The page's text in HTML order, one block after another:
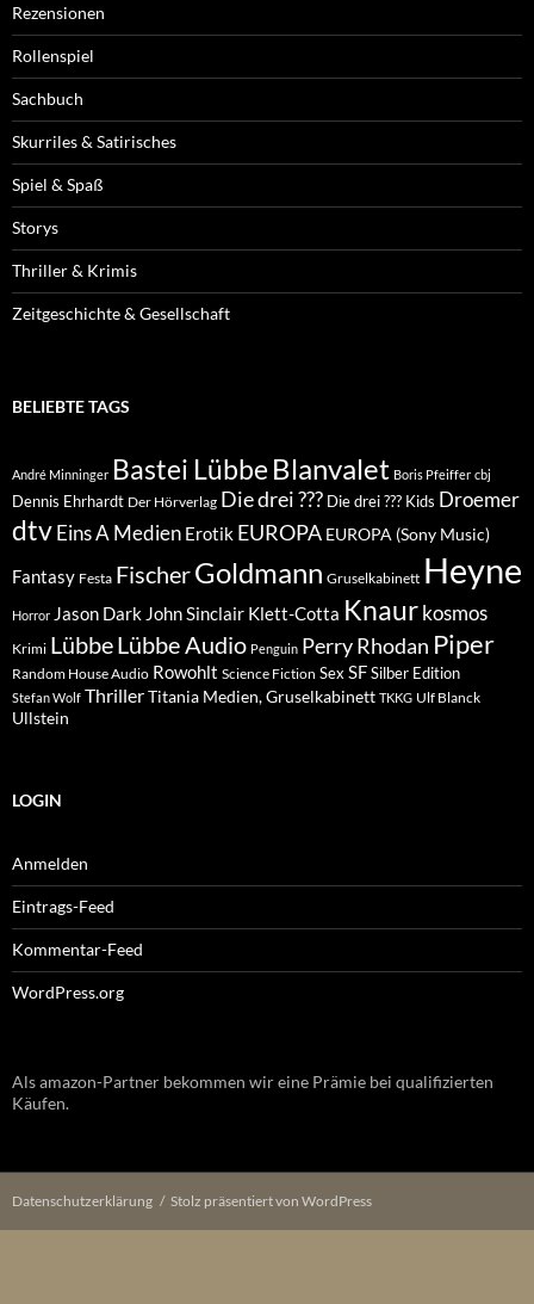
Rezensionen
Rollenspiel
Sachbuch
Skurriles & Satirisches
Spiel & Spaß
Storys
Thriller & Krimis
Zeitgeschichte & Gesellschaft
BELIEBTE TAGS
André Minninger Bastei Lübbe Blanvalet Boris Pfeiffer cbj
Dennis Ehrhardt Der Hörverlag Die drei ??? Die drei ??? Kids Droemer
dtvEins A Medien Erotik EUROPA EUROPA (Sony Music)
Fantasy Festa FischerGoldmann Gruselkabinett Heyne
Horror Jason Dark John Sinclair Klett-Cotta Knaur kosmos
Krimi LübbeLübbe Audio Penguin Perry Rhodan Piper
Random House Audio Rowohlt Science Fiction Sex SFSilber Edition
Stefan Wolf ThrillerTitania Medien, Gruselkabinett TKKG Ulf Blanck
Ullstein
LOGIN
Anmelden
Eintrags-Feed
Kommentar-Feed
WordPress.org
Als amazon-Partner bekommen wir eine Prämie bei qualifizierten
Käufen.
Datenschutzerklärung Stolz präsentiert von WordPress